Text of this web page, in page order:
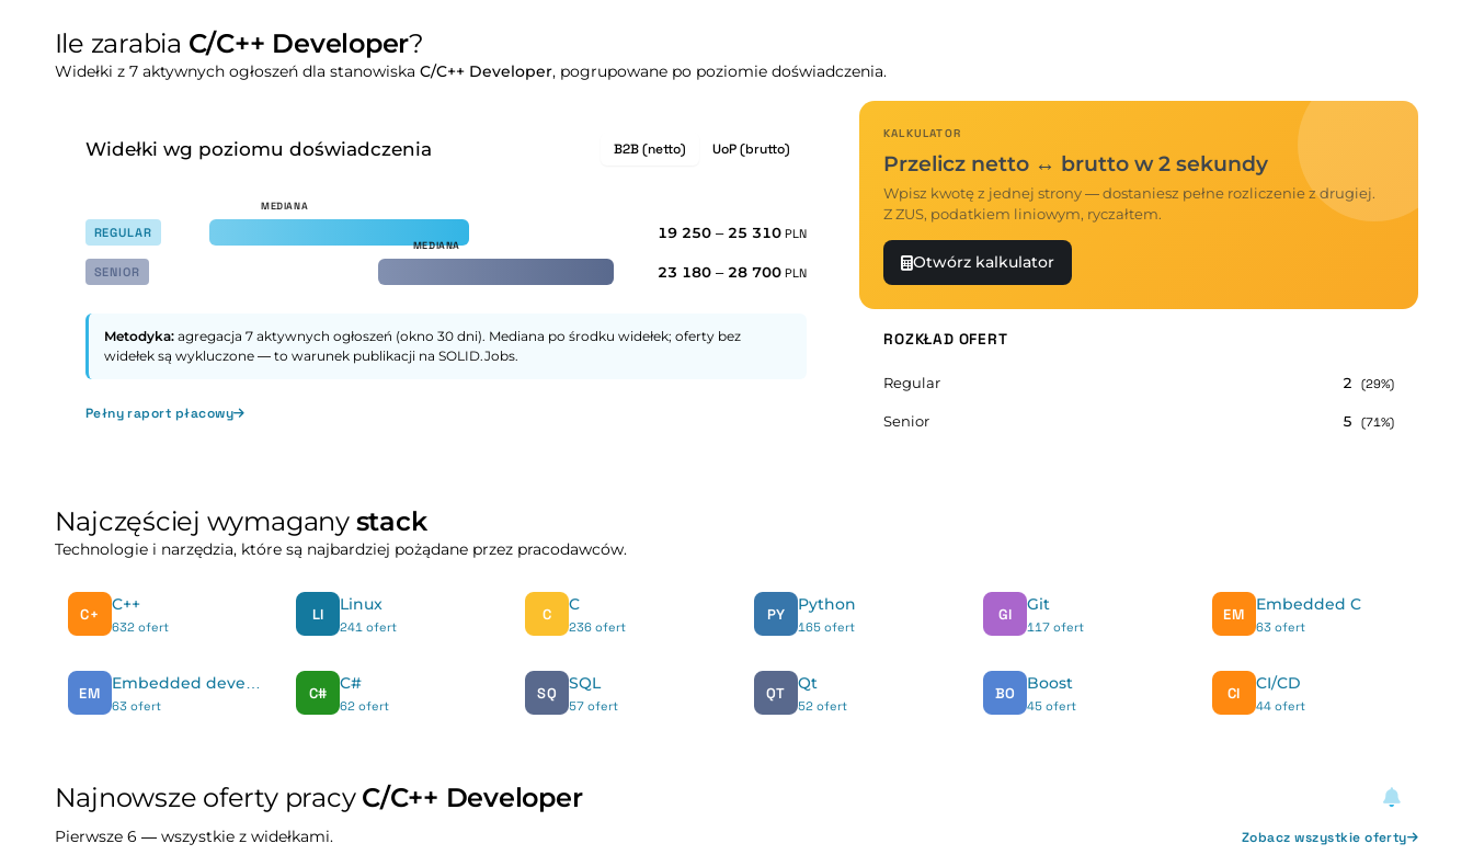
Ile zarabia C/C++ Developer?
Widełki z 7 aktywnych ogłoszeń dla stanowiska C/C++ Developer, pogrupowane po poziomie doświadczenia.
Widełki wg poziomu doświadczenia B2B (netto) UoP (brutto)
REGULAR 19 250 – 25 310 PLN
SENIOR 23 180 – 28 700 PLN
Metodyka:agregacja 7 aktywnych ogłoszeń (okno 30 dni). Mediana po środku widełek; oferty bez
widełek są wykluczone — to warunek publikacji na SOLID.Jobs.
Pełny raport płacowy
KALKULATOR
Przelicz netto ↔ brutto w 2 sekundy
Wpisz kwotę z jednej strony — dostaniesz pełne rozliczenie z drugiej.
Z ZUS, podatkiem liniowym, ryczałtem.
Otwórz kalkulator
ROZKŁAD OFERT
Regular 2 (29%)
Senior 5 (71%)
Najczęściej wymagany stack
Technologie i narzędzia, które są najbardziej pożądane przez pracodawców.
C+
C++
632 ofert
LI
Linux
241 ofert
C
C
236 ofert
PY
Python
165 ofert
GI
Git
117 ofert
EM
Embedded C
63 ofert
EM
63 ofert
C#
C#
62 ofert
SQ
SQL
57 ofert
QT
Qt
52 ofert
BO
Boost
45 ofert
CI
CI/CD
44 ofert
Najnowsze oferty pracy C/C++ Developer
Pierwsze 6 — wszystkie z widełkami. Zobacz wszystkie oferty